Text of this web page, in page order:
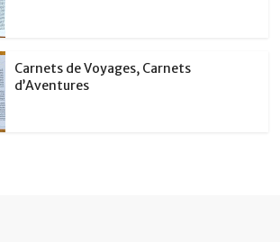
Carnets de Voyages, Carnets
d’Aventures